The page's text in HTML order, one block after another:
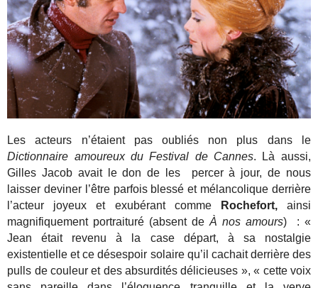
Les acteurs n’étaient pas oubliés non plus dans le
Dictionnaire amoureux du Festival de Cannes. Là aussi,
Gilles Jacob avait le don de les percer à jour, de nous
laisser deviner l’être parfois blessé et mélancolique derrière
l’acteur joyeux et exubérant comme
Rochefort,ainsi
magnifiquement portraituré (absent deÀ nos amours) : «
Jean était revenu à la case départ, à sa nostalgie
existentielle et ce désespoir solaire qu’il cachait derrière des
pulls de couleur et des absurdités délicieuses », « cette voix